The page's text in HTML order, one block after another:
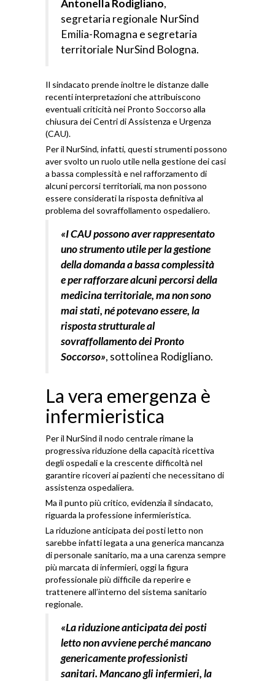
Antonella Rodigliano,
segretaria regionale NurSind
Emilia-Romagna e segretaria
territoriale NurSind Bologna.
Il sindacato prende inoltre le distanze dalle
recenti interpretazioni che attribuiscono
eventuali criticità nei Pronto Soccorso alla
chiusura dei Centri di Assistenza e Urgenza
(CAU).
Per il NurSind, infatti, questi strumenti possono
aver svolto un ruolo utile nella gestione dei casi
a bassa complessità e nel rafforzamento di
alcuni percorsi territoriali, ma non possono
essere considerati la risposta definitiva al
problema del sovraffollamento ospedaliero.
«I CAU possono aver rappresentato
uno strumento utile per la gestione
della domanda a bassa complessità
e per rafforzare alcuni percorsi della
medicina territoriale, ma non sono
mai stati, né potevano essere, la
risposta strutturale al
sovraffollamento dei Pronto
Soccorso», sottolinea Rodigliano.
La vera emergenza è
infermieristica
Per il NurSind il nodo centrale rimane la
progressiva riduzione della capacità ricettiva
degli ospedali e la crescente difficoltà nel
garantire ricoveri ai pazienti che necessitano di
assistenza ospedaliera.
Ma il punto più critico, evidenzia il sindacato,
riguarda la professione infermieristica.
La riduzione anticipata dei posti letto non
sarebbe infatti legata a una generica mancanza
di personale sanitario, ma a una carenza sempre
più marcata di infermieri, oggi la figura
professionale più difficile da reperire e
trattenere all’interno del sistema sanitario
regionale.
«La riduzione anticipata dei posti
letto non avviene perché mancano
genericamente professionisti
sanitari. Mancano gli infermieri, la